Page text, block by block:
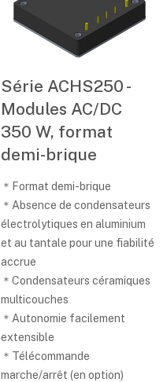
Série ACHS250 -
Modules AC/DC
350 W, format
demi-brique
＊Format demi-brique
＊Absence de condensateurs
électrolytiques en aluminium
et au tantale pour une fiabilité
accrue
＊Condensateurs céramiques
multicouches
＊Autonomie facilement
extensible
＊Télécommande
marche/arrêt (en option)